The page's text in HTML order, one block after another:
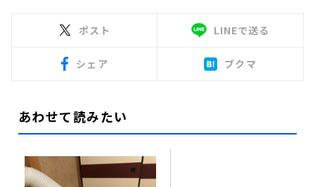
ポスト LINEで送る
シェア ブクマ
あわせて読みたい